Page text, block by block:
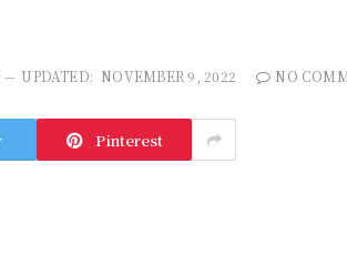
UPDATED: NOVEMBER 9, 2022 NO
Pinterest